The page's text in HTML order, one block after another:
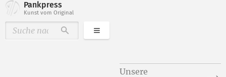
Pankpress
Kunst vom Original
DurchsuchenKategorien
Unsere